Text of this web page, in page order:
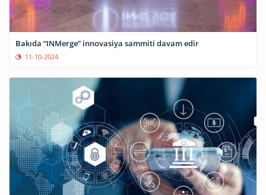
Bakıda “INMerge” innovasiya sammiti davam edir
11-10-2024